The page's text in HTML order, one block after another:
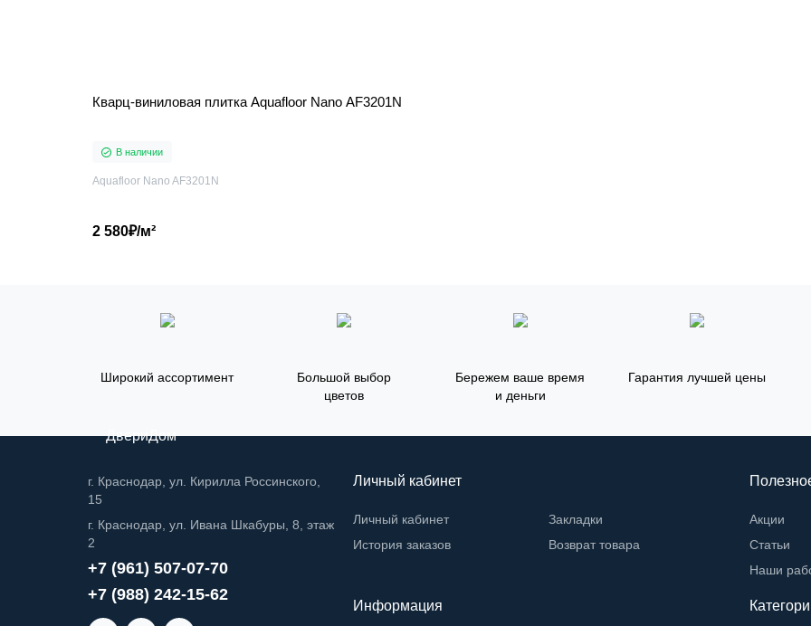
Кварц-виниловая плитка Aquafloor Nano AF3201N
В наличии
Aquafloor Nano AF3201N
2 580₽/м²
Широкий ассортимент
Большой выбор
цветов
Бережем ваше время
и деньги
Гарантия лучшей цены
ДвериДом
г. Краснодар, ул. Кирилла Россинского,
15
г. Краснодар, ул. Ивана Шкабуры, 8, этаж
2
+7 (961) 507-07-70
+7 (988) 242-15-62
Личный кабинет
Личный кабинет
История заказов
Закладки
Возврат товара
Акции
Статьи
Наши
Информация